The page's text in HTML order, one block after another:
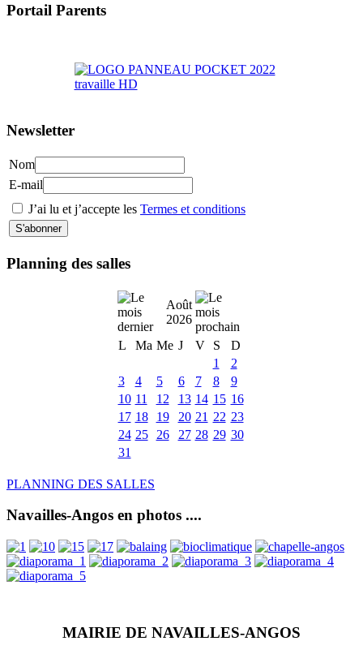
Portail Parents
Newsletter
Nom
E-mail
J’ai lu et j’accepte les Termes et conditions
Planning des salles
Août
2026
L
Ma Me J V S
D
1
2
3
4 5 6 7 8
9
10 11 12 13 14 15 16
17 18 19 20 21 22 23
24 25 26 27 28 29 30
31
PLANNING DES SALLES
Navailles-Angos en photos ....
MAIRIE DE NAVAILLES-ANGOS